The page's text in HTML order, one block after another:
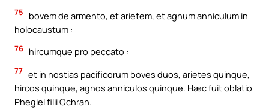
75
bovem de armento, et arietem, et agnum anniculum in
holocaustum :
76 hircumque pro peccato :
77 et in hostias pacificorum boves duos, arietes quinque,
hircos quinque, agnos anniculos quinque. Hæc fuit oblatio
Phegiel filii Ochran.